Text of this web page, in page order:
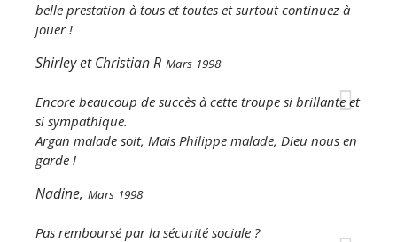
belle prestation à tous et toutes et surtout continuez à
jouer !
Shirley et Christian R Mars 1998
Encore beaucoup de succès à cette troupe si brillante et
si sympathique.
Argan malade soit, Mais Philippe malade, Dieu nous en
garde !
Nadine, Mars 1998
Pas remboursé par la sécurité sociale ?